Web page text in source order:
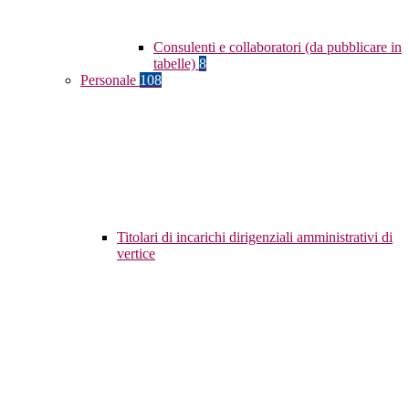
Consulenti e collaboratori (da pubblicare in
tabelle) 8
Personale 108
Titolari di incarichi dirigenziali amministrativi di
vertice